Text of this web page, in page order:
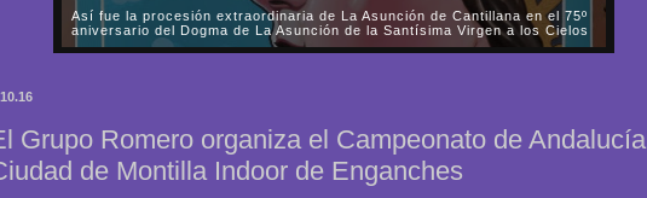
Así fue la procesión extraordinaria de La Asunción de Cantillana en el 75º
aniversario del Dogma de La Asunción de la Santísima Virgen a los Cielos
Grupo Romero organiza el Campeonato de Andalucía
de Montilla Indoor de Enganches